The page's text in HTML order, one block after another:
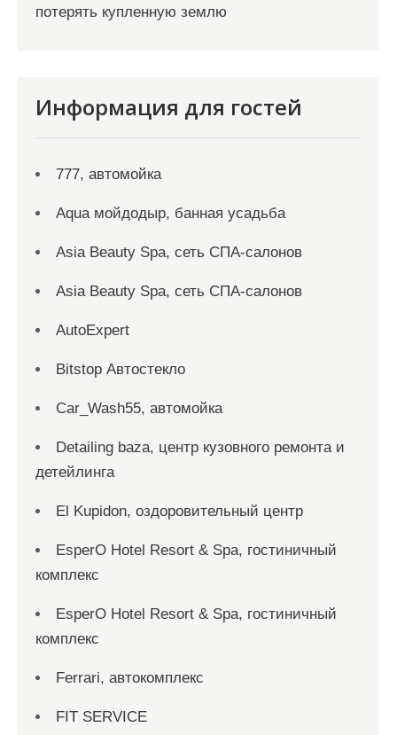
потерять купленную землю
Информация для гостей
777, автомойка
Aqua мойдодыр, банная усадьба
Asia Beauty Spa, сеть СПА-салонов
Asia Beauty Spa, сеть СПА-салонов
AutoExpert
Bitstop Автостекло
Car_Wash55, автомойка
Detailing baza, центр кузовного ремонта и
детейлинга
El Kupidon, оздоровительный центр
EsperO Hotel Resort & Spa, гостиничный
комплекс
EsperO Hotel Resort & Spa, гостиничный
комплекс
Ferrari, автокомплекс
FIT SERVICE